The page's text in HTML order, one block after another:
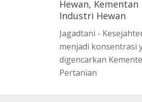
Hewan, Kementan
Industri Hewan
Jagadtani -
menjadi konsentrasi
digencarkan
Pertanian